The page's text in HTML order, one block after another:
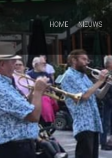
HOME NIEUWS